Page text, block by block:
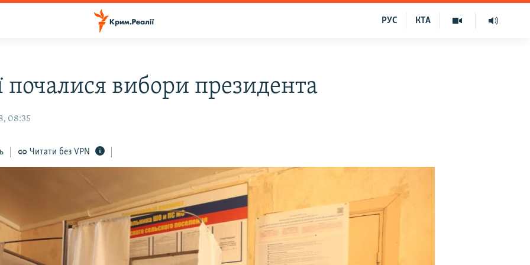
КТА
РУС
почалися вибори президента
08:35
Читати без VPN